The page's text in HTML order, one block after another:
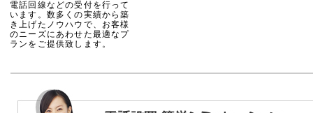
電話回線などの受付を行って
います。数多くの実績から築
き上げたノウハウで、お客様
のニーズにあわせた最適なプ
ランをご提供致します。